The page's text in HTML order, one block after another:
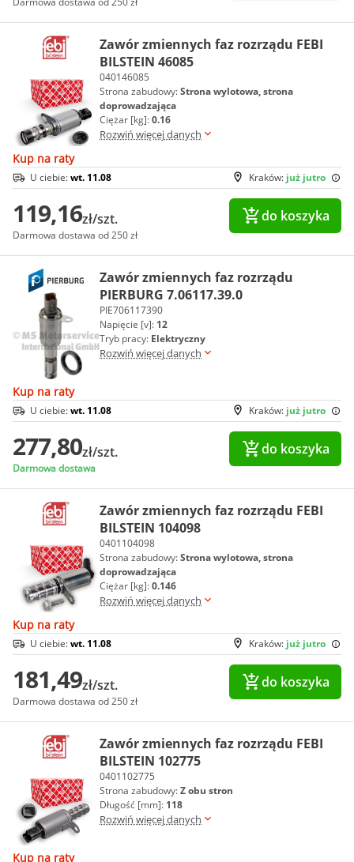
Zawór zmiennych faz rozrządu FEBI
BILSTEIN 46085
040146085
Strona zabudowy:Strona wylotowa, strona
doprowadzająca
Ciężar [kg]:0.16
Rozwiń więcej danych
Kup na raty
Kraków: już jutro
U ciebie:wt. 11.08
119,16zł/szt.
Darmowa dostawa od 250 zł
do koszyka
Zawór zmiennych faz rozrządu
PIERBURG 7.06117.39.0
PIE706117390
Napięcie [v]: 12
Tryb pracy: Elektryczny
Rozwiń więcej danych
Kup na raty
Kraków: już jutro
U ciebie:wt. 11.08
277,80zł/szt.
Darmowa dostawa
do koszyka
Zawór zmiennych faz rozrządu FEBI
BILSTEIN 104098
0401104098
Strona zabudowy:Strona wylotowa, strona
doprowadzająca
Ciężar [kg]:0.146
Rozwiń więcej danych
Kup na raty
Kraków: już jutro
U ciebie:wt. 11.08
181,49zł/szt.
Darmowa dostawa od 250 zł
do koszyka
Zawór zmiennych faz rozrządu FEBI
BILSTEIN 102775
0401102775
Strona zabudowy:Z obu stron
Długość [mm]: 118
Rozwiń więcej danych
Kup na raty